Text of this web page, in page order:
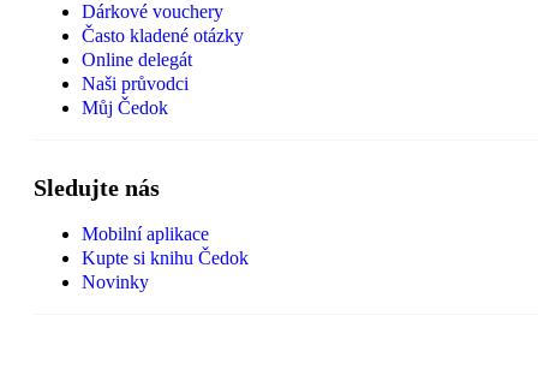
Dárkové vouchery
Často kladené otázky
Online delegát
Naši průvodci
Můj Čedok
Sledujte nás
Mobilní aplikace
Kupte si knihu Čedok
Novinky